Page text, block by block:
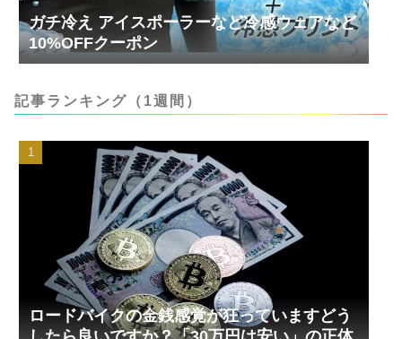
ガチ冷え アイスポーラーなど冷感ウェアなど
10%OFFクーポン
記事ランキング（1週間）
ロードバイクの金銭感覚が狂っていますどう